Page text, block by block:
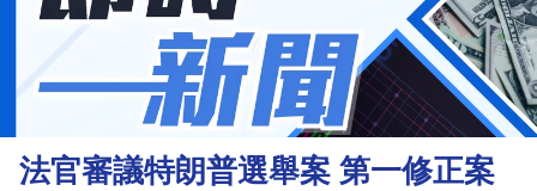
資
樓
市
財
法官審議特朗普選舉案 第一修正案